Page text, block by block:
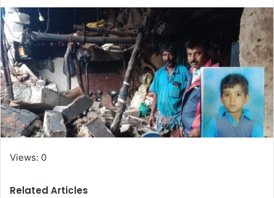
Views: 0
Related Articles